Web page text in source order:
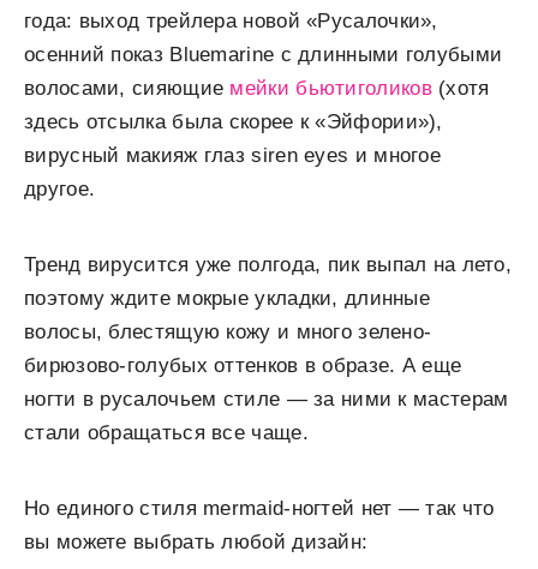
года: выход трейлера новой «Русалочки»,
осенний показ Bluemarine с длинными голубыми
волосами, сияющие мейки бьютиголиков(хотя
здесь отсылка была скорее к «Эйфории»),
вирусный макияж глаз siren eyes и многое
другое.
Тренд вирусится уже полгода, пик выпал на лето,
поэтому ждите мокрые укладки, длинные
волосы, блестящую кожу и много зелено-
бирюзово-голубых оттенков в образе. А еще
ногти в русалочьем стиле — за ними к мастерам
стали обращаться все чаще.
Но единого стиля mermaid-ногтей нет — так что
вы можете выбрать любой дизайн: